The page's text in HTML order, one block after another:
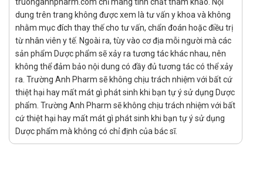
Tùy vào đối tượng, độ tuổi, tình trạng bệnh mà có thời gian
điều trị khác nhau. Tham khảo bác sĩ về thời gian điều trị.
Không sử dụng trong trường hợp nào?
Bệnh nhân vui lòng không sử dụng thuốc cho các trường
hợp mẫn cảm với bất kì thành phần nào của thuốc.
Cảnh báo và thận trọng trong quá trình
sử dụng Forair 125 inhaler Cadila
Đọc kỹ hướng dẫn sử dụng trước khi dùng.
Dùng cho phụ nữ có thai và cho con bú: Thận trọng khi sử
dung trên trang không được xem là tư vấn y khoa và không
nhằm mục đích thay thế cho tư vấn, chẩn đoán hoặc điều trị
từ nhân viên y tế. Ngoài ra, tùy vào cơ địa mỗi người mà các
sản phẩm Dược phẩm sẽ xảy ra tương tác khác nhau, nên
không thể đảm bảo nội dung có đầy đủ tương tác có thể xảy
ra. Trường Anh Pharm sẽ không chịu trách nhiệm với bất cứ
thiệt hại hay mất mát gì phát sinh khi bạn tự ý sử dụng Dược
phẩm. Trường Anh Pharm sẽ không chịu trách nhiệm với bất
cứ thiệt hại hay mất mát gì phát sinh khi bạn tự ý sử dụng
Dược phẩm mà không có chỉ định của bác sĩ.